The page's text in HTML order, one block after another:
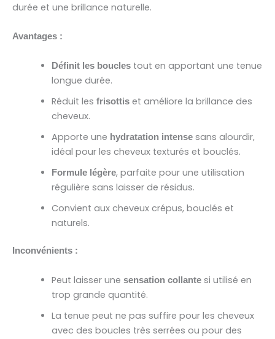
durée et une brillance naturelle.
Avantages :
Définit les bouclestout en apportant une tenue
longue durée.
Réduit les frisottiset améliore la brillance des
cheveux.
Apporte une hydratation intensesans alourdir,
idéal pour les cheveux texturés et bouclés.
Formule légère, parfaite pour une utilisation
régulière sans laisser de résidus.
Convient aux cheveux crépus, bouclés et
naturels.
Inconvénients :
Peut laisser une sensation collantesi utilisé en
trop grande quantité.
La tenue peut ne pas suffire pour les cheveux
avec des boucles très serrées ou pour des